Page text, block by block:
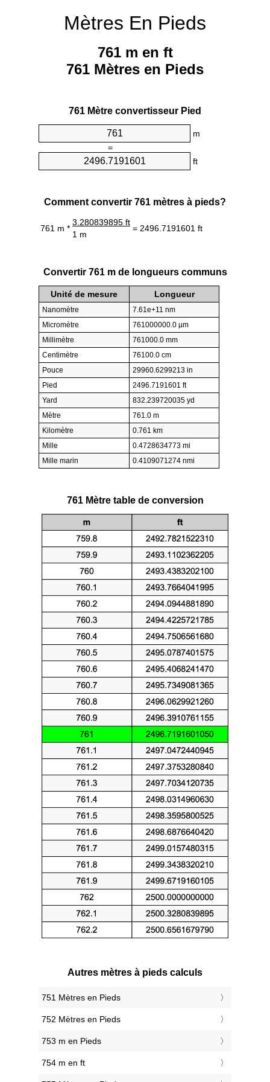
Mètres En Pieds
761 m en ft
761 Mètres en Pieds
761 Mètre convertisseur Pied
m
=
ft
Comment convertir 761 mètres à pieds?
761 m *
3.280839895 ft
= 2496.7191601 ft
1 m
Convertir 761 m de longueurs communs
Unité de mesure Longueur
Nanomètre
7.61e+11 nm
Micromètre
761000000.0 µm
Millimètre
761000.0 mm
Centimètre
76100.0 cm
Pouce
29960.6299213 in
Pied
2496.7191601 ft
Yard
832.239720035 yd
Mètre
761.0 m
Kilomètre
0.761 km
Mille
0.4728634773 mi
Mille marin
0.4109071274 nmi
761 Mètre table de conversion
Autres mètres à pieds calculs
751 Mètres en Pieds
752 Mètres en Pieds
753 m en Pieds
754 m en ft